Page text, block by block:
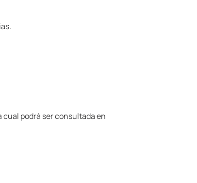
cual podrá ser consultada en